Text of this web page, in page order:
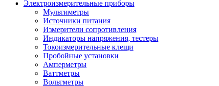
Электроизмерительные приборы
Мультиметры
Источники питания
Измерители сопротивления
Индикаторы напряжения, тестеры
Токоизмерительные клещи
Пробойные установки
Амперметры
Ваттметры
Вольтметры